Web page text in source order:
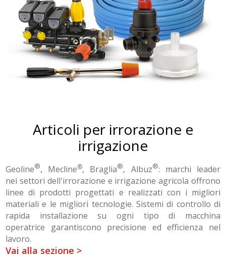
Articoli per irrorazione e
irrigazione
Geoline®, Mecline®, Braglia®, Albuz®: marchi leader
nei settori dell'irrorazione e irrigazione agricola offrono
linee di prodotti progettati e realizzati con i migliori
materiali e le migliori tecnologie. Sistemi di controllo di
rapida installazione su ogni tipo di macchina
operatrice garantiscono precisione ed efficienza nel
lavoro.
Vai alla sezione >